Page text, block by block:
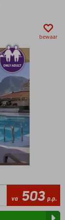
bewaar
va 503 p.p.